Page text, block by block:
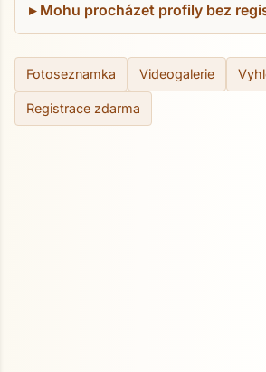
Mohu procházet profily bez
Fotoseznamka Videogalerie
Registrace zdarma